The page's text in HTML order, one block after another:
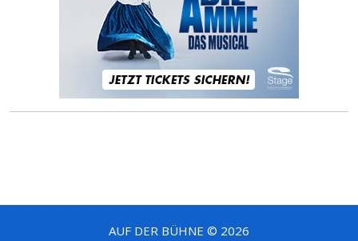
AUF DER BÜHNE © 2026